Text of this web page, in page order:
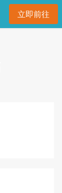
立即前往開